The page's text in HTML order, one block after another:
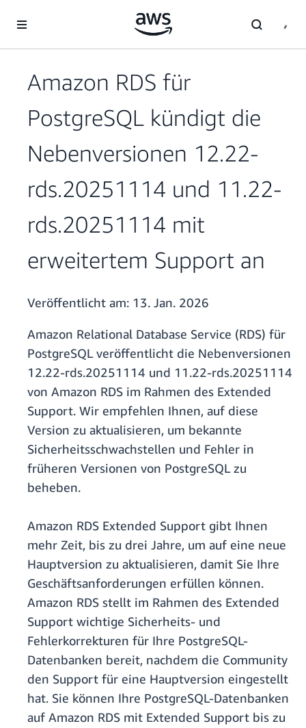
Überspringen zum Hauptinhalt
Amazon RDS für
PostgreSQL kündigt die
Nebenversionen 12.22-
rds.20251114 und 11.22-
rds.20251114 mit
erweitertem Support an
Veröffentlicht am: 13. Jan. 2026
Amazon Relational Database Service (RDS) für
PostgreSQL veröffentlicht die Nebenversionen
12.22-rds.20251114 und 11.22-rds.20251114
von Amazon RDS im Rahmen des Extended
Support. Wir empfehlen Ihnen, auf diese
Version zu aktualisieren, um bekannte
Sicherheitsschwachstellen und Fehler in
früheren Versionen von PostgreSQL zu
beheben.
Amazon RDS Extended Support gibt Ihnen
mehr Zeit, bis zu drei Jahre, um auf eine neue
Hauptversion zu aktualisieren, damit Sie Ihre
Geschäftsanforderungen erfüllen können.
Amazon RDS stellt im Rahmen des Extended
Support wichtige Sicherheits- und
Fehlerkorrekturen für Ihre PostgreSQL-
Datenbanken bereit, nachdem die Community
den Support für eine Hauptversion eingestellt
hat. Sie können Ihre PostgreSQL-Datenbanken
auf Amazon RDS mit Extended Support bis zu